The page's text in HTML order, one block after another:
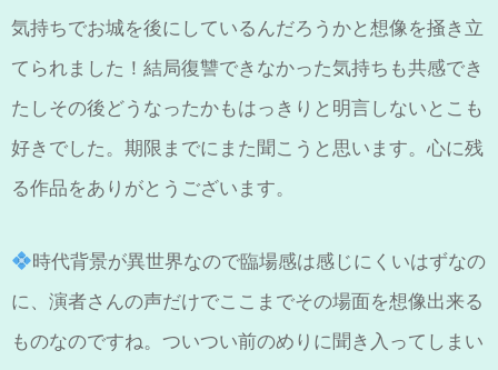
気持ちでお城を後にしているんだろうかと想像を掻き立
てられました！結局復讐できなかった気持ちも共感でき
たしその後どうなったかもはっきりと明言しないとこも
好きでした。期限までにまた聞こうと思います。心に残
る作品をありがとうございます。
時代背景が異世界なので臨場感は感じにくいはずなの
に、演者さんの声だけでここまでその場面を想像出来る
ものなのですね。ついつい前のめりに聞き入ってしまい